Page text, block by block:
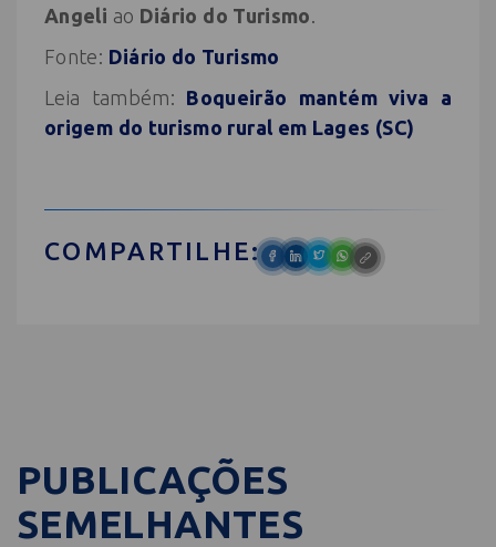
Angeli ao Diário do Turismo
Fonte: Diário do Turismo
Leia também: Boqueirão mantém viva a
origem do turismo rural em Lages (SC)
COMPARTILHE:
PUBLICAÇÕES
SEMELHANTES